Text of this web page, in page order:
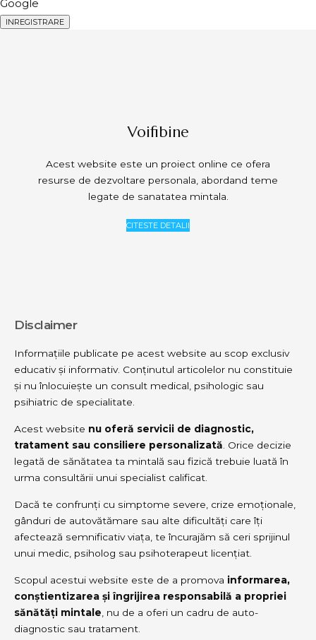
Google
Voifibine
Acest website este un proiect online ce ofera
resurse de dezvoltare personala, abordand teme
legate de sanatatea mintala.
CITESTE DETALII
Disclaimer
Informațiile publicate pe acest website au scop exclusiv
educativ și informativ. Conținutul articolelor nu constituie
și nu înlocuiește un consult medical, psihologic sau
psihiatric de specialitate.
Acest website nu oferă servicii de diagnostic,
tratament sau consiliere personalizată . Orice decizie
legată de sănătatea ta mintală sau fizică trebuie luată în
urma consultării unui specialist calificat.
Dacă te confrunți cu simptome severe, crize emoționale,
gânduri de autovătămare sau alte dificultăți care îți
afectează semnificativ viața, te încurajăm să ceri sprijinul
unui medic, psiholog sau psihoterapeut licențiat.
Scopul acestui website este de a promova informarea,
conștientizarea și îngrijirea responsabilă a propriei
sănătăți mintale , nu de a oferi un cadru de auto-
diagnostic sau tratament.